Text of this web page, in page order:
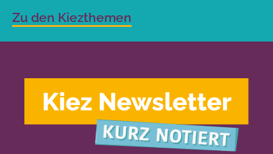
Zu den Kiezthemen